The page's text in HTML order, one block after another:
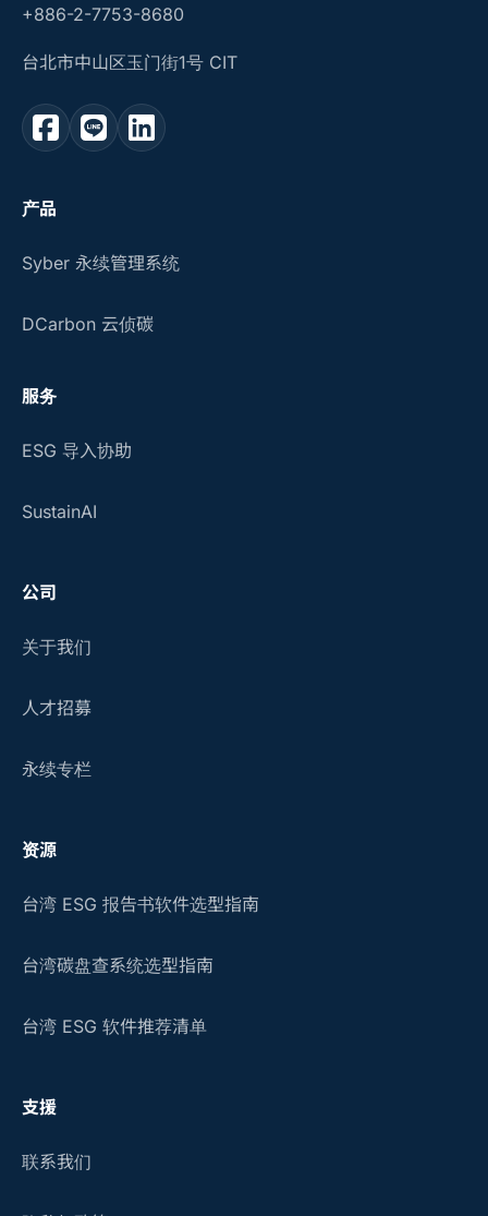
+886-2-7753-8680
台北市中山区玉门街1号 CIT
产品
Syber 永续管理系统
DCarbon 云侦碳
服务
ESG 导入协助
SustainAI
公司
关于我们
人才招募
永续专栏
资源
台湾 ESG 报告书软件选型指南
台湾碳盘查系统选型指南
台湾 ESG 软件推荐清单
支援
联系我们